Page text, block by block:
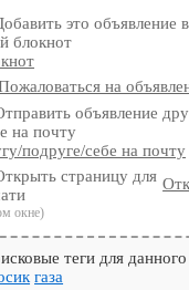
на
подруге/себе на почту
окне)
теги для
газа